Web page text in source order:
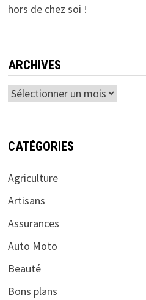
hors de chez soi !
ARCHIVES
Archives
CATÉGORIES
Agriculture
Artisans
Assurances
Auto Moto
Beauté
Bons plans